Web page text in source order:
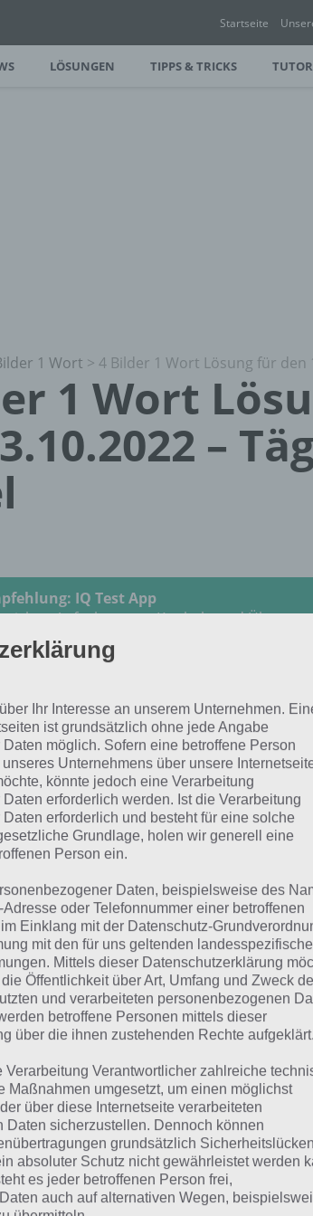
Startseite
LÖSUNGEN TIPPS & TRICKS
1 Wort > 4 Bilder 1 Wort Lösung für den
1 Wort
–
IQ Test App
Aufgaben zum Knobeln und Üben
HERUNTERLADEN
tägliche Rätsel vom 13.10.2022 zu
Wort. Wenn du dort aktuell feststeckst,
Lösung?
Jahr 2021: Schau mal, was vor einem Jahr,
war
:4 Bilder 1 Wort Lösungen zu Bunte
Ihr Interesse an unserem Unternehmen.
ist grundsätzlich ohne jede Angabe
möglich. Sofern eine betroffene Person
Unternehmens über unsere
könnte jedoch eine Verarbeitung
erforderlich werden. Ist die Verarbeitung
erforderlich und besteht für eine solche
Grundlage, holen wir generell eine
Person ein.
Daten, beispielsweise des
oder Telefonnummer einer betroffenen
Einklang mit der Datenschutz-
mit den für uns geltenden
Mittels dieser Datenschutzerklärung
Öffentlichkeit über Art, Umfang und Zweck
und verarbeiteten personenbezogenen
betroffene Personen mittels dieser
über die ihnen zustehenden Rechte aufgeklärt.
Verarbeitung Verantwortlicher zahlreiche
Maßnahmen umgesetzt, um einen möglichst
über diese Internetseite verarbeiteten
Daten sicherzustellen. Dennoch können
grundsätzlich Sicherheitslücken
absoluter Schutz nicht gewährleistet werden
es jeder betroffenen Person frei,
auch auf alternativen Wegen,